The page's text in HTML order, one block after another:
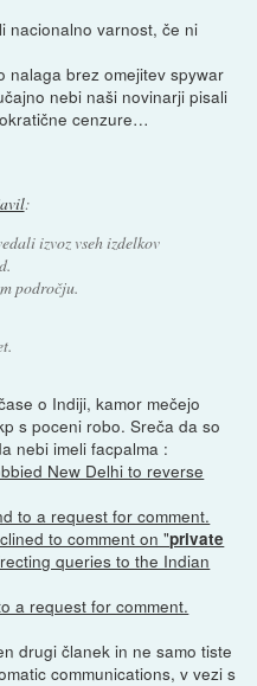
nacionalno varnost, če ni
nalaga brez omejitev spywar
nebi naši novinarji pisali
cenzure…
:
izvoz vseh izdelkov
področju.
o Indiji, kamor mečejo
s poceni robo. Sreča da so
nebi imeli facpalma :
New Delhi to reverse
to a request for comment.
to comment on "private
queries to the Indian
a request for comment.
drugi članek in ne samo tiste
communications, v vezi s